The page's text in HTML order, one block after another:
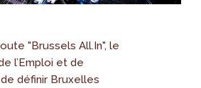
"Brussels All.In", le
l’Emploi et de
définir Bruxelles